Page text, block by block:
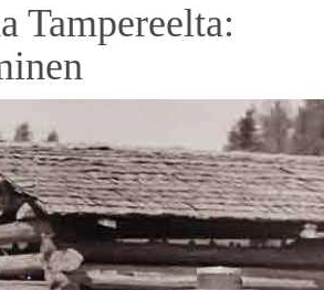
Tampereelta: